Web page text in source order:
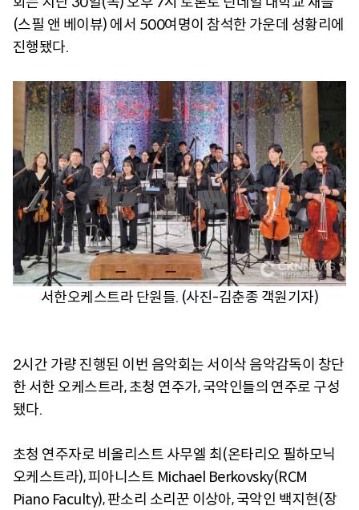
(스필 앤 베이뷰) 에서 500여명이 참석한 가운데 성황리에
진행됐다.
서한오케스트라 단원들. (사진-김춘종 객원기자)
2시간 가량 진행된 이번 음악회는 서이삭 음악감독이 창단
한 서한 오케스트라, 초청 연주가, 국악인들의 연주로 구성
됐다.
초청 연주자로 비올리스트 사무엘 최(온타리오 필하모닉
오케스트라), 피아니스트 Michael Berkovsky(RCM
Piano Faculty), 판소리 소리꾼 이상아, 국악인 백지현(장